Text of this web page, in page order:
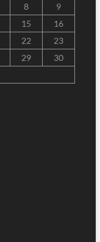
8
9
15
16
22
23
29
30